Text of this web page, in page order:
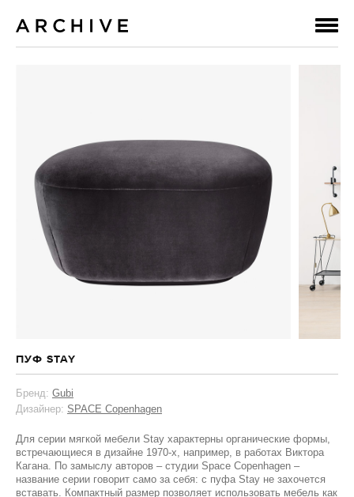
ПУФ STAY
Бренд: Gubi
Дизайнер: SPACE Copenhagen
Для серии мягкой мебели Stay характерны органические формы,
встречающиеся в дизайне 1970-х, например, в работах Виктора
Кагана. По замыслу авторов – студии Space Copenhagen –
название серии говорит само за себя: c пуфа Stay не захочется
вставать. Компактный размер позволяет использовать мебель как